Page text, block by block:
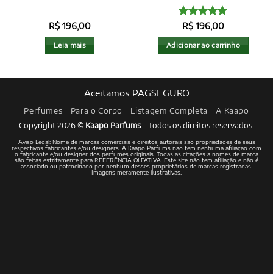
R$196,00
Leia mais
Avaliação
4.72de 5
R$196,00
Adicionar ao carrinho
Aceitamos PAGSEGURO
Perfumes Para o Corpo Listagem Completa A Kaapo
Copyright 2026 © Kaapo Parfums- Todos os direitos reservados.
Aviso Legal: Nome de marcas comerciais e direitos autorais são propriedades de seus
respectivos fabricantes e/ou designers. A Kaapo Parfums não tem nenhuma afiliação com
o fabricante e/ou designer dos perfumes originais. Todas as citações a nomes de marca
são feitas estritamente para REFERÊNCIA OLFATIVA. Este site não tem afiliação e não é
associado ou patrocinado por nenhum desses proprietários de marcas registradas.
Imagens meramente ilustrativas.